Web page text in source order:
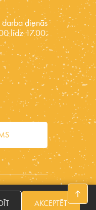
darba dienās
līdz 17.00.
AKCEPTĒT